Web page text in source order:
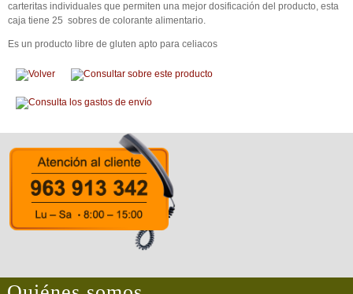
carteritas individuales que permiten una mejor dosificación del producto, esta
caja tiene 25 sobres de colorante alimentario.
Es un producto libre de gluten apto para celiacos